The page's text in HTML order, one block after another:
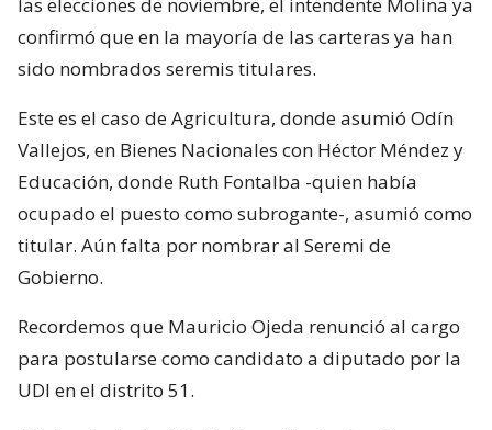
confirmó que en la mayoría de las carteras ya han
sido nombrados seremis titulares.
Este es el caso de Agricultura, donde asumió Odín
Vallejos, en Bienes Nacionales con Héctor Méndez y
Educación, donde Ruth Fontalba -quien había
ocupado el puesto como subrogante-, asumió como
titular. Aún falta por nombrar al Seremi de
Gobierno.
Recordemos que Mauricio Ojeda renunció al cargo
para postularse como candidato a diputado por la
UDI en el distrito 51.